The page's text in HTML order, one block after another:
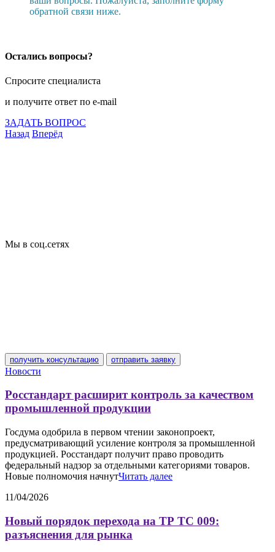
обратной связи ниже.
Остались вопросы?
Спросите специалиста
и получите ответ по e-mail
ЗАДАТЬ ВОПРОС
Назад Вперёд
Мы в соц.сетях
получить консультацию отправить заявку
Новости
Росстандарт расширит контроль за качеством
промышленной продукции
Госдума одобрила в первом чтении законопроект,
предусматривающий усиление контроля за промышленной
продукцией. Росстандарт получит право проводить
федеральный надзор за отдельными категориями товаров.
Новые полномочия начнутЧитать далее
11/04/2026
Новый порядок перехода на ТР ТС 009:
разъяснения для рынка